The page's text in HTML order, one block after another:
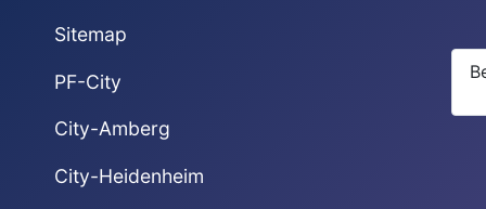
Sitemap
PF-City
City-Amberg
City-Heidenheim